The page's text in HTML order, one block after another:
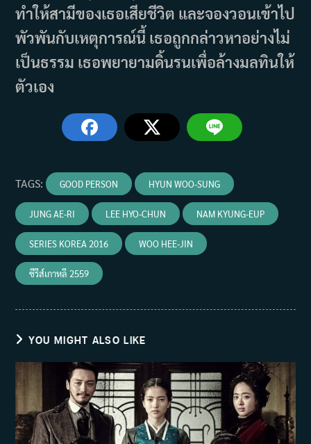
ทำให้สามีของเธอเสียชีวิต และจองวอนเข้าไป
พัวพันกับเหตุการณ์นี้ เธอถูกกล่าวหาอย่างไม่
เป็นธรรม เธอพยายามดิ้นรนเพื่อล้างมลทินให้
ตัวเอง
TAGS: GOOD PERSON HYUN WOO-SUNG
JUNG AE-RI LEE HYO-CHUN NAM KYUNG-EUP
SERIES KOREA 2016 WOO HEE-JIN
ซีรีส์เกาหลี 2559
YOU MIGHT ALSO LIKE